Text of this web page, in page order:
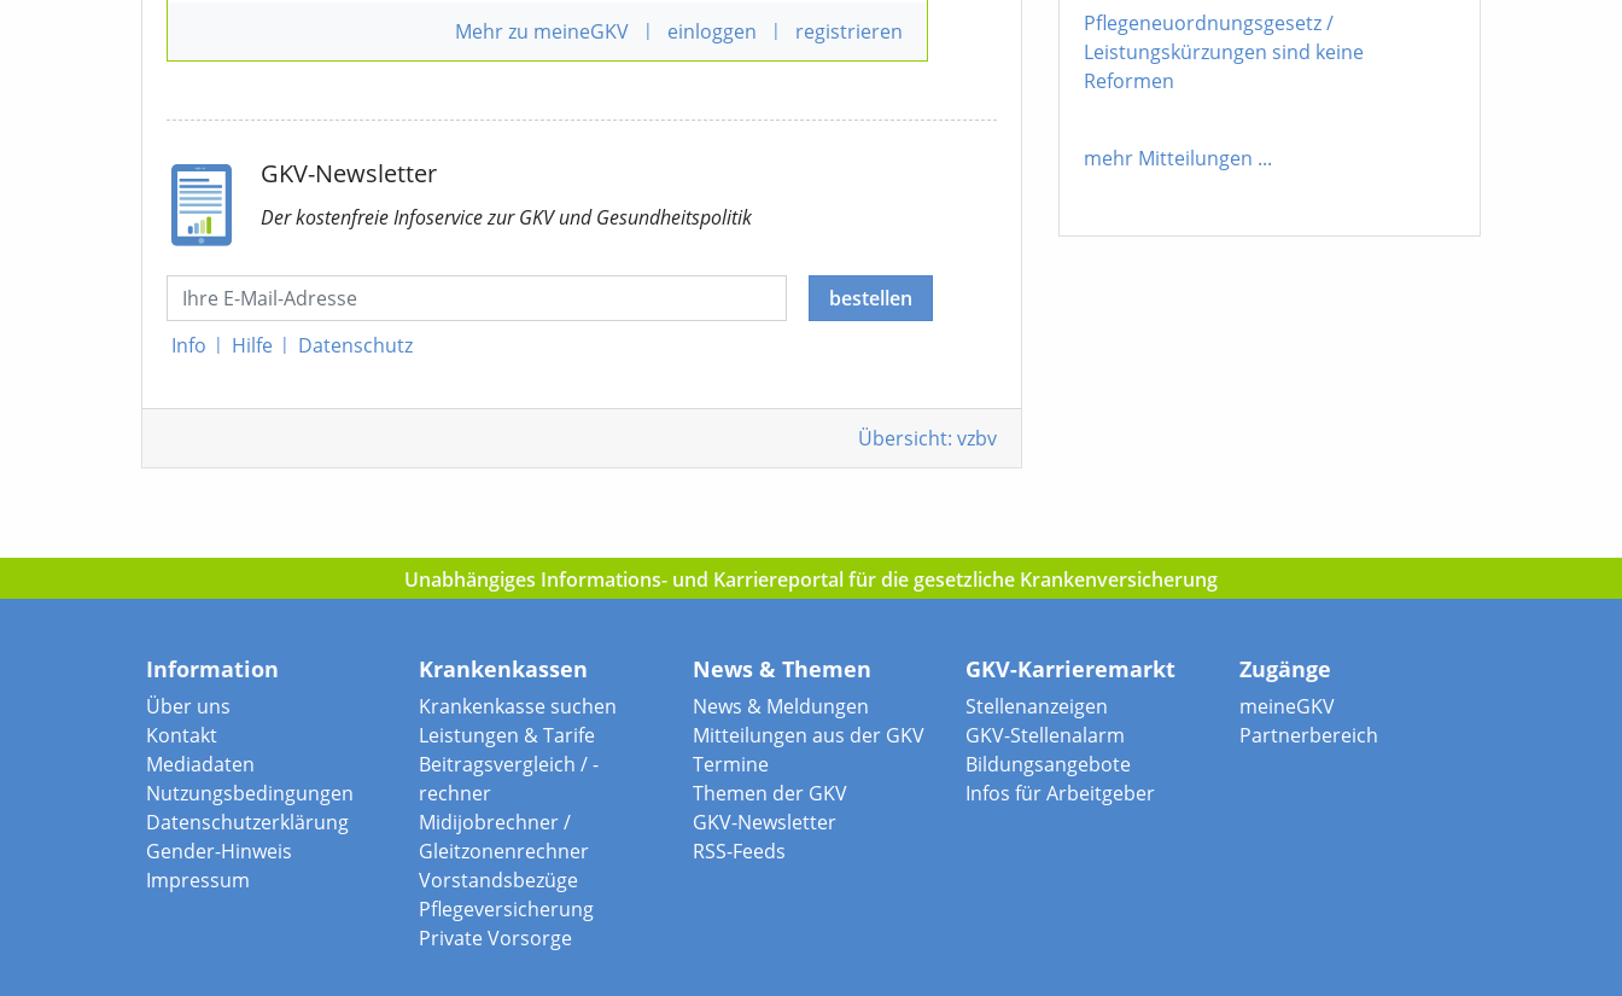
Mehr zu meineGKV | einloggen | registrieren
GKV-Newsletter
Der kostenfreie Infoservicezur GKVund Gesundheitspolitik
Info | Hilfe | Datenschutz
bestellen
Übersicht: vzbv
Pflegeneuordnungsgesetz /
Leistungskürzungen sind keine
Reformen
mehr Mitteilungen ...
Unabhängiges Informations- und Karriereportal für die gesetzliche Krankenversicherung
Information
Über uns
Kontakt
Mediadaten
Nutzungsbedingungen
Datenschutzerklärung
Gender-Hinweis
Impressum
Krankenkassen
Krankenkasse suchen
Leistungen & Tarife
Beitragsvergleich / -
rechner
Midijobrechner /
Gleitzonenrechner
Vorstandsbezüge
Pflegeversicherung
Private Vorsorge
News & Themen
News & Meldungen
Mitteilungen aus der GKV
Termine
Themen der GKV
GKV-Newsletter
RSS-Feeds
GKV-Karrieremarkt
Stellenanzeigen
GKV-Stellenalarm
Bildungsangebote
Infos für Arbeitgeber
Zugänge
meineGKV
Partnerbereich